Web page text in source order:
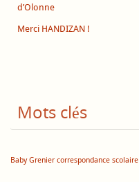
d’Olonne
Merci HANDIZAN !
Mots clés
Baby Grenier correspondance scolaire